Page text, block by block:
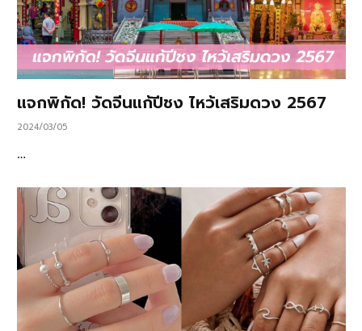
แจกพิกัด! วัดจีนแก้ปีชง ไหว้เสริมดวง 2567
2024/03/05
…